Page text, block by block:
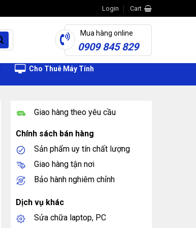
Login Cart
Mua hàng online
0909 845 829
Cho Thuê Máy Tính
Giao hàng theo yêu cầu
Chính sách bán hàng
Sản phẩm uy tín chất lượng
Giao hàng tận nơi
Bảo hành nghiêm chỉnh
Dịch vụ khác
Sửa chữa laptop, PC